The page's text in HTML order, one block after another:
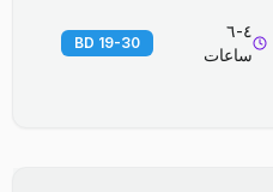
٤-٦
ساعات
19-30 BD